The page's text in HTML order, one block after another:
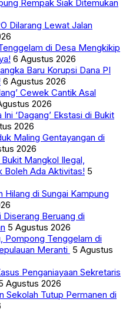
Rempak Siak Ditemukan
Dilarang Lewat Jalan
di Desa Mengkikip
6 Agustus 2026
Baru Korupsi Dana PI
6 Agustus 2026
Cewek Cantik Asal
2026
‘Dagang’ Ekstasi di Bukit
2026
Maling Gentayangan di
2026
Mangkol Ilegal,
Boleh Ada Aktivitas! 5
Hilang di Sungai Kampung
Beruang di
5 Agustus 2026
Pompong Tenggelam di
Meranti 5 Agustus
Penganiayaan Sekretaris
Agustus 2026
Sekolah Tutup Permanen di